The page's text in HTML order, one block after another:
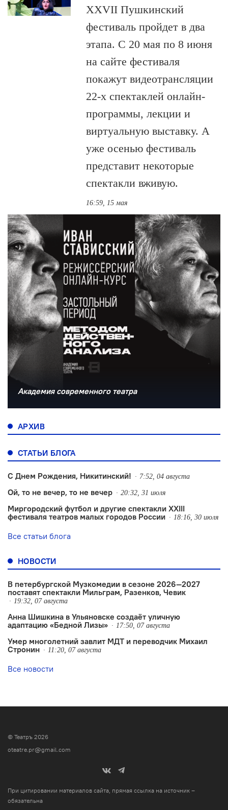
XXVII Пушкинский
фестиваль пройдет в два
этапа. С 20 мая по 8 июня
на сайте фестиваля
покажут видеотрансляции
22-х спектаклей онлайн-
программы, лекции и
виртуальную выставку. А
уже осенью фестиваль
представит некоторые
спектакли вживую.
16:59, 15 мая
Академия современного театра
АРХИВ
СТАТЬИ БЛОГА
С Днем Рождения, Никитинский! 7:52, 04 августа
Ой, то не вечер, то не вечер 20:32, 31 июля
Миргородский футбол и другие спектакли XXIII
фестиваля театров малых городов России
18:16, 30 июля
Все статьи блога
НОВОСТИ
В петербургской Музкомедии в сезоне 2026—2027
поставят спектакли Мильграм, Разенков, Чевик
19:32, 07 августа
Анна Шишкина в Ульяновске создаëт уличную
адаптацию «Бедной Лизы»
17:50, 07 августа
Умер многолетний завлит МДТ и переводчик Михаил
Стронин
11:20, 07 августа
Все новости
© Театръ 2026
oteatre.pr@gmail.com
При цитировании материалов сайта, прямая ссылка на источник –
обязательна